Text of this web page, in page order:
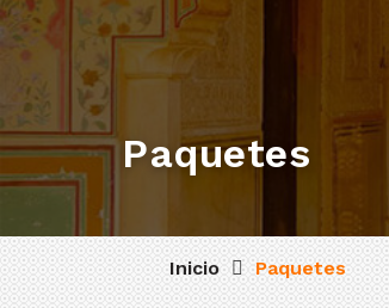
Paquetes
Inicio Paquetes